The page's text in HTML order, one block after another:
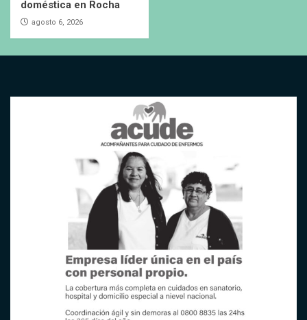
doméstica en Rocha
agosto 6, 2026